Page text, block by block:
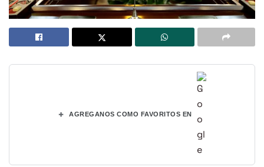
+ AGREGANOS COMO FAVORITOS EN